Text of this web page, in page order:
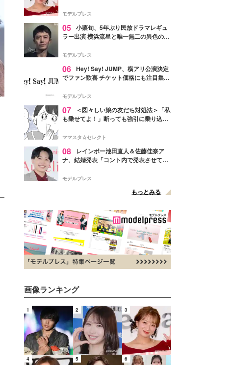
ぎ」「成長を感じる」の声
モデルプレス
05 小栗旬、5年ぶり民放ドラマレギュ
ラー出演 横浜流星と唯一無二の異色のバ
モデルプレス
06 Hey! Say! JUMP、横アリ公演決定
でファン歓喜 チケット価格にも注目集ま
モデルプレス
07
＜図々しい娘の友だち対処法＞「私
も乗せてよ！」断っても強引に乗り込ん
ママスタ☆セレクト
08
レインボー池田直人＆佐藤佳奈ア
ナ、結婚発表「コント内で発表させてい
点変更のため
モデルプレス
もっとみる
画像ランキング
1 2 3
4 5 6